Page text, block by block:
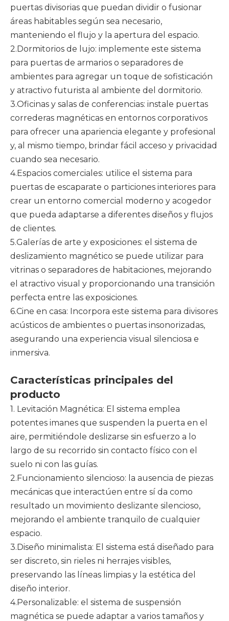
puertas divisorias que puedan dividir o fusionar
áreas habitables según sea necesario,
manteniendo el flujo y la apertura del espacio.
2.Dormitorios de lujo: implemente este sistema
para puertas de armarios o separadores de
ambientes para agregar un toque de sofisticación
y atractivo futurista al ambiente del dormitorio.
3.Oficinas y salas de conferencias: instale puertas
correderas magnéticas en entornos corporativos
para ofrecer una apariencia elegante y profesional
y, al mismo tiempo, brindar fácil acceso y privacidad
cuando sea necesario.
4.Espacios comerciales: utilice el sistema para
puertas de escaparate o particiones interiores para
crear un entorno comercial moderno y acogedor
que pueda adaptarse a diferentes diseños y flujos
de clientes.
5.Galerías de arte y exposiciones: el sistema de
deslizamiento magnético se puede utilizar para
vitrinas o separadores de habitaciones, mejorando
el atractivo visual y proporcionando una transición
perfecta entre las exposiciones.
6.Cine en casa: Incorpora este sistema para divisores
acústicos de ambientes o puertas insonorizadas,
asegurando una experiencia visual silenciosa e
inmersiva.
Características principales del
producto
1. Levitación Magnética: El sistema emplea
potentes imanes que suspenden la puerta en el
aire, permitiéndole deslizarse sin esfuerzo a lo
largo de su recorrido sin contacto físico con el
suelo ni con las guías.
2.Funcionamiento silencioso: la ausencia de piezas
mecánicas que interactúen entre sí da como
resultado un movimiento deslizante silencioso,
mejorando el ambiente tranquilo de cualquier
espacio.
3.Diseño minimalista: El sistema está diseñado para
ser discreto, sin rieles ni herrajes visibles,
preservando las líneas limpias y la estética del
diseño interior.
4.Personalizable: el sistema de suspensión
magnética se puede adaptar a varios tamaños y